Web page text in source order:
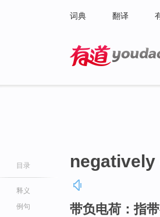
词典 翻译
目录
释义
例句
带负电荷：指